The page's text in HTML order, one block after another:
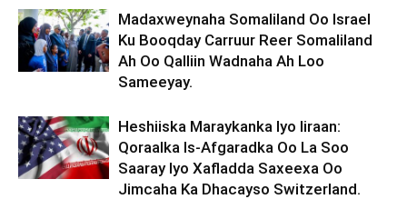
Madaxweynaha Somaliland Oo Israel
Ku Booqday Carruur Reer Somaliland
Ah Oo Qalliin Wadnaha Ah Loo
Sameeyay.
Heshiiska Maraykanka Iyo Iiraan:
Qoraalka Is-Afgaradka Oo La Soo
Saaray Iyo Xafladda Saxeexa Oo
Jimcaha Ka Dhacayso Switzerland.